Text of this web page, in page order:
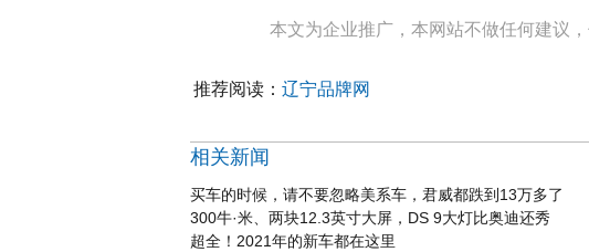
本文为企业推广，本网站不做任何建议
推荐阅读： 辽宁品牌网
相关新闻
买车的时候，请不要忽略美系车，君威都跌到13万多了
300牛·米、两块12.3英寸大屏，DS 9大灯比奥迪还秀
超全！2021年的新车都在这里